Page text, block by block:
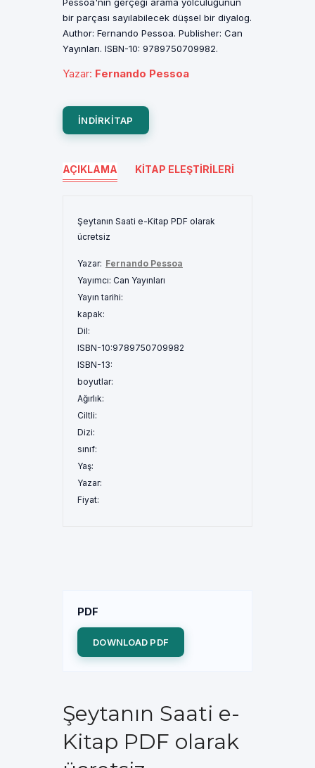
bir parçası sayılabilecek düşsel bir diyalog.
Author: Fernando Pessoa. Publisher: Can
Yayınları. ISBN-10: 9789750709982.
Yazar: Fernando Pessoa
INDIRKITAP
AÇIKLAMA KITAP ELEŞTIRILERI
Şeytanın Saati e-Kitap PDF olarak
ücretsiz
Yazar: Fernando Pessoa
Yayımcı: Can Yayınları
Yayın tarihi:
kapak:
Dil:
ISBN-10:9789750709982
ISBN-13:
boyutlar:
Ağırlık:
Ciltli:
Dizi:
sınıf:
Yaş:
Yazar:
Fiyat:
PDF
DOWNLOAD PDF
Şeytanın Saati e-
Kitap PDF olarak